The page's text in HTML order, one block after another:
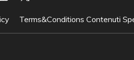
Terms&Conditions Contenuti